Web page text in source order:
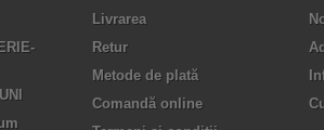
Livrarea
Retur
Metode de plată
Comandă online